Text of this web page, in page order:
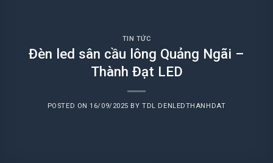
TIN TỨC
Đèn led sân cầu lông Quảng Ngãi –
Thành Đạt LED
POSTED ON16/09/2025 BYTDL DENLEDTHANHDAT